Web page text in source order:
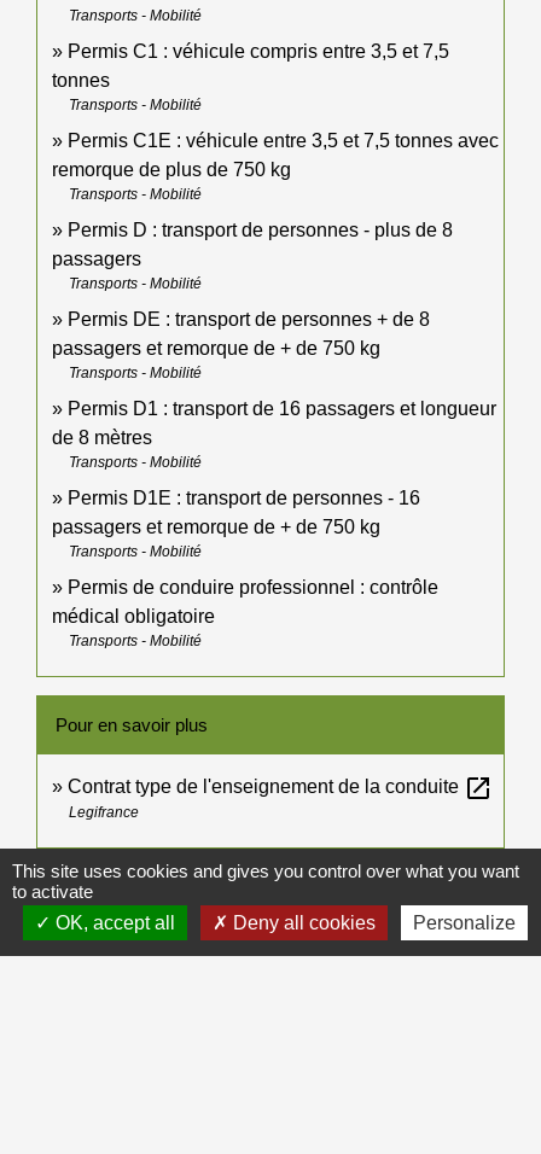
Transports - Mobilité
Permis C1 : véhicule compris entre 3,5 et 7,5
tonnes
Transports - Mobilité
Permis C1E : véhicule entre 3,5 et 7,5 tonnes avec
remorque de plus de 750 kg
Transports - Mobilité
Permis D : transport de personnes - plus de 8
passagers
Transports - Mobilité
Permis DE : transport de personnes + de 8
passagers et remorque de + de 750 kg
Transports - Mobilité
Permis D1 : transport de 16 passagers et longueur
de 8 mètres
Transports - Mobilité
Permis D1E : transport de personnes - 16
passagers et remorque de + de 750 kg
Transports - Mobilité
Permis de conduire professionnel : contrôle
médical obligatoire
Transports - Mobilité
Pour en savoir plus
Contrat type de l'enseignement de la conduite open_in_new
Legifrance
Signaler une erreur sur cette page
This site uses cookies and gives you control over what you want
to activate
OK, accept all
Deny all cookies Personalize